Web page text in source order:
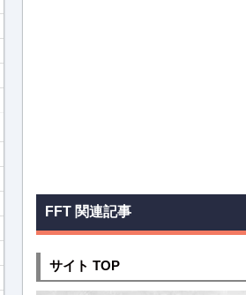
FFT 関連記事
サイト TOP